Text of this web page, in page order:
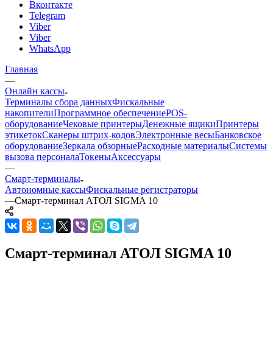
Вконтакте
Telegram
Viber
Viber
WhatsApp
Главная
—
Онлайн кассы
Терминалы сбора данныхФискальные
накопителиПрограммное обеспечениеPOS-
оборудованиеЧековые принтерыДенежные ящикиПринтеры
этикетокСканеры штрих-кодовЭлектронные весыБанковское
оборудованиеЗеркала обзорныеРасходные материалыСистемы
вызова персоналаТокеныАксессуары
—
Смарт-терминалы
Автономные кассыФискальные регистраторы
—Смарт-терминал АТОЛ SIGMA 10
Смарт-терминал АТОЛ SIGMA 10